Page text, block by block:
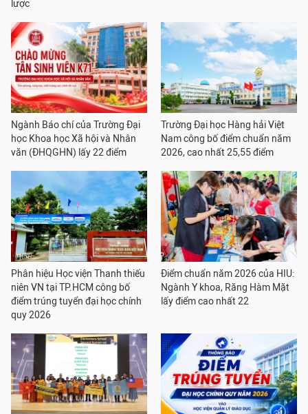
lược
Ngành Báo chí của Trường Đại
học Khoa học Xã hội và Nhân
văn (ĐHQGHN) lấy 22 điểm
Trường Đại học Hàng hải Việt
Nam công bố điểm chuẩn năm
2026, cao nhất 25,55 điểm
Phân hiệu Học viện Thanh thiếu
niên VN tại TP.HCM công bố
điểm trúng tuyển đại học chính
quy 2026
Điểm chuẩn năm 2026 của HIU:
Ngành Y khoa, Răng Hàm Mặt
lấy điểm cao nhất 22